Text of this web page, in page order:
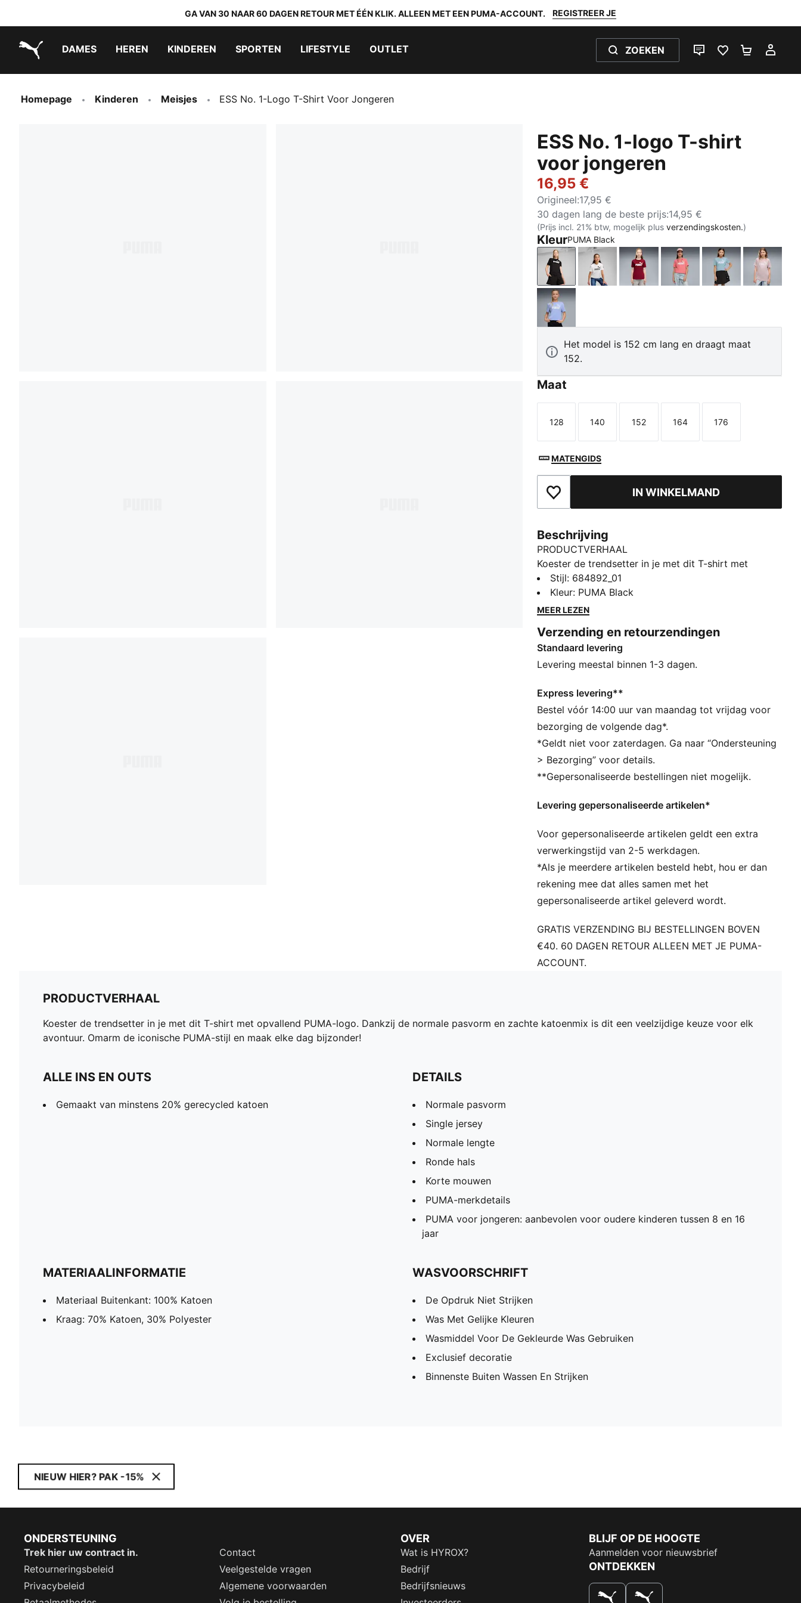
GA VAN 30 NAAR 60 DAGEN RETOUR MET ÉÉN KLIK. ALLEEN MET EEN PUMA-ACCOUNT. REGISTREER JE
DAMES HEREN KINDEREN SPORTEN LIFESTYLE OUTLET ZOEKEN
LIVE CHATFAVORIETEN 0
Homepage Kinderen Meisjes ESS No. 1-Logo T-Shirt Voor Jongeren
ESS No. 1-logo T-shirt
voor jongeren
16,95 €
Origineel:17,95 €
30 dagen lang de beste prijs:14,95 €
(Prijs incl. 21% btw, mogelijk plusverzendingskosten.)
KleurPUMA Black
PUMA BlackPUMA WhiteGarnet GlowWild PinkSeafoam Misty
Intense Lavender
Het model is 152 cm lang en draagt maat
152.
Maat
Maat
128
Maat
140
Maat
152
Maat
164
Maat
176
MATENGIDS
Toegevoegd aan favorietenIN WINKELMAND
Beschrijving
PRODUCTVERHAAL
Koester de trendsetter in je met dit T-shirt met
opvallend PUMA-logo. Dankzij de normale pasvorm
en zachte katoenmix is dit een veelzijdige keuze voor
elk avontuur. Omarm de iconische PUMA-stijl en
ALLE INS EN OUTS
Gemaakt van minstens 20% gerecycled katoen
DETAILS
Single jersey
Normale lengte
Ronde hals
Korte mouwen
PUMA-merkdetails
PUMA voor jongeren: aanbevolen voor oudere
kinderen tussen 8 en 16 jaar
Stijl: 684892_01
Kleur: PUMA Black
MEER LEZEN
Verzending en retourzendingen
Standaard levering
Levering meestal binnen 1-3 dagen.
Express levering**
Bestel vóór 14:00 uur van maandag tot vrijdag voor
bezorging de volgende dag*.
*Geldt niet voor zaterdagen. Ga naar “Ondersteuning
> Bezorging” voor details.
**Gepersonaliseerde bestellingen niet mogelijk.
Levering gepersonaliseerde artikelen*
Voor gepersonaliseerde artikelen geldt een extra
verwerkingstijd van 2-5 werkdagen.
*Als je meerdere artikelen besteld hebt, hou er dan
rekening mee dat alles samen met het
gepersonaliseerde artikel geleverd wordt.
GRATIS VERZENDING BIJ BESTELLINGEN BOVEN
€40. 60 DAGEN RETOUR ALLEEN MET JE PUMA-
ACCOUNT.
PRODUCTVERHAAL
Koester de trendsetter in je met dit T-shirt met opvallend PUMA-logo. Dankzij de normale pasvorm en zachte katoenmix is dit een veelzijdige keuze voor elk
avontuur. Omarm de iconische PUMA-stijl en maak elke dag bijzonder!
ALLE INS EN OUTS
Gemaakt van minstens 20% gerecycled katoen
DETAILS
Normale pasvorm
Single jersey
Normale lengte
Ronde hals
Korte mouwen
PUMA-merkdetails
PUMA voor jongeren: aanbevolen voor oudere kinderen tussen 8 en 16
jaar
MATERIAALINFORMATIE
Materiaal Buitenkant: 100% Katoen
Kraag: 70% Katoen, 30% Polyester
WASVOORSCHRIFT
De Opdruk Niet Strijken
Was Met Gelijke Kleuren
Wasmiddel Voor De Gekleurde Was Gebruiken
Exclusief decoratie
Binnenste Buiten Wassen En Strijken
NIEUW HIER? PAK -15%
ONDERSTEUNING
Trek hier uw contract in.
Contact
Retourneringsbeleid
Veelgestelde vragen
Privacybeleid
Algemene voorwaarden
OVER
Wat is HYROX?
Bedrijf
Bedrijfsnieuws
BLIJF OP DE HOOGTE
Aanmelden voor nieuwsbrief
ONTDEKKEN